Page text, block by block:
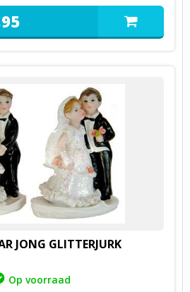
95
JONG GLITTERJURK
Op voorraad